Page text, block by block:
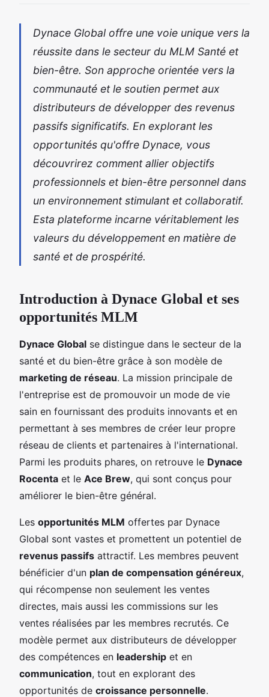
Dynace Global offre une voie unique vers la
réussite dans le secteur du MLM Santé et
bien-être. Son approche orientée vers la
communauté et le soutien permet aux
distributeurs de développer des revenus
passifs significatifs. En explorant les
opportunités qu'offre Dynace, vous
découvrirez comment allier objectifs
professionnels et bien-être personnel dans
un environnement stimulant et collaboratif.
Esta plateforme incarne véritablement les
valeurs du développement en matière de
santé et de prospérité.
Introduction à Dynace Global et ses
opportunités MLM
Dynace Global se distingue dans le secteur de la
santé et du bien-être grâce à son modèle de
marketing de réseau. La mission principale de
l'entreprise est de promouvoir un mode de vie
sain en fournissant des produits innovants et en
permettant à ses membres de créer leur propre
réseau de clients et partenaires à l'international.
Parmi les produits phares, on retrouve le Dynace
Rocenta et le Ace Brew, qui sont conçus pour
améliorer le bien-être général.
Les opportunités MLM offertes par Dynace
Global sont vastes et promettent un potentiel de
revenus passifs attractif. Les membres peuvent
bénéficier d'un plan de compensation généreux,
qui récompense non seulement les ventes
directes, mais aussi les commissions sur les
ventes réalisées par les membres recrutés. Ce
modèle permet aux distributeurs de développer
des compétences en leadership et en
communication, tout en explorant des
opportunités de croissance personnelle.